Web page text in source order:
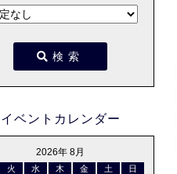
検索
イベントカレンダー
2026年 8月
火 水 木 金 土
日